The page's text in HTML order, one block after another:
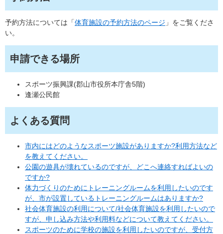
予約方法については「体育施設の予約方法のページ 」をご覧くださ
い。
申請できる場所
スポーツ振興課(郡山市役所本庁舎5階)
逢瀬公民館
よくある質問
市内にはどのようなスポーツ施設がありますか?利用方法など
を教えてください。
公園の遊具が壊れているのですが、どこへ連絡すればよいの
ですか?
体力づくりのためにトレーニングルームを利用したいのです
が、市が設置しているトレーニングルームはありますか?
社会体育施設の利用について/社会体育施設を利用したいので
すが、申し込み方法や利用料などについて教えてください。
スポーツのために学校の施設を利用したいのですが、受付方